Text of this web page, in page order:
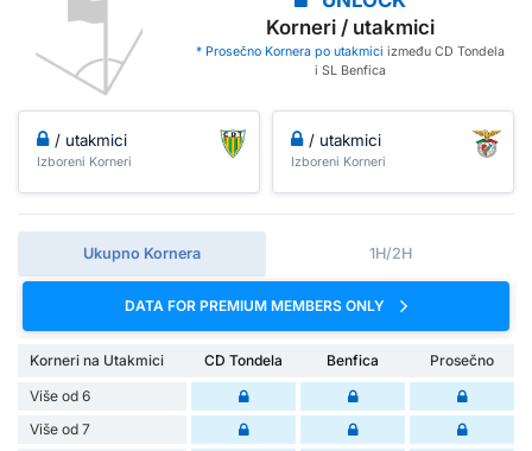
Korneri / utakmici
* Prosečno Kornera po utakmiciizmeđu CD Tondela
i SL Benfica
/ utakmici
Izboreni Korneri
/ utakmici
Izboreni Korneri
Ukupno Kornera 1H/2H
DATA FOR PREMIUM MEMBERS ONLY
Korneri na Utakmici CD Tondela Benfica
Prosečno
Više od 6
Više od 7